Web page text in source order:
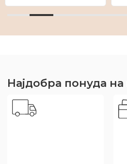
Најдобра понуда на